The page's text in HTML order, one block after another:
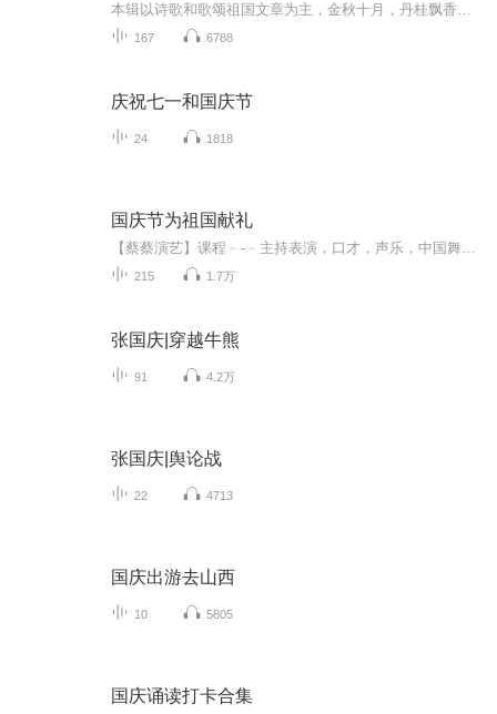
167 6788
庆祝七一和国庆节
24 1818
国庆节为祖国献礼
215 1.7万
张国庆|穿越牛熊
91 4.2万
张国庆|舆论战
22 4713
国庆出游去山西
10 5805
国庆诵读打卡合集